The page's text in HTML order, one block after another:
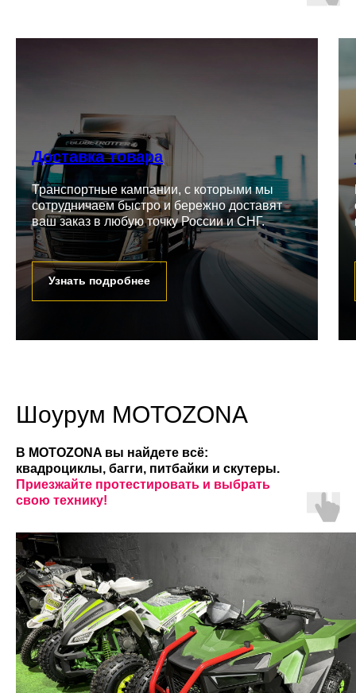
Доставка товара
Транспортные кампании, с которыми мы
сотрудничаем быстро и бережно доставят
ваш заказ в любую точку России и СНГ.
Узнать подробнее
Шоурум MOTOZONA
В MOTOZONA вы найдете всё:
квадроциклы, багги, питбайки и скутеры.
Приезжайте протестировать и выбрать
свою технику!